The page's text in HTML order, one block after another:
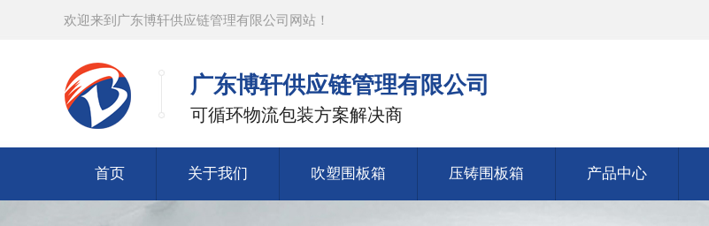
欢迎来到广东博轩供应链管理有限公司网站！
广东博轩供应链管理有限公司
可循环物流包装方案解决商
首页 关于我们 吹塑围板箱 压铸围板箱 产品中心